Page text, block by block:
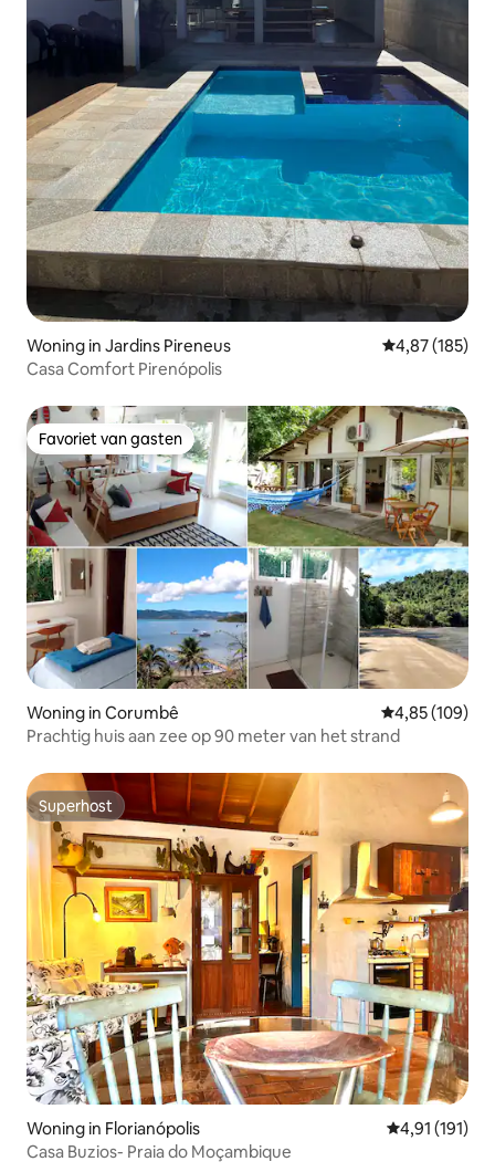
Woning in Jardins Pireneus Gemiddelde
4,87 (185)
Casa Comfort Pirenópolis
Favoriet van gasten
Favoriet van gasten
Woning in Corumbê Gemiddelde
4,85 (109)
Prachtig huis aan zee op 90 meter van het strand
Superhost
Superhost
Woning in Florianópolis Gemiddelde
4,91 (191)
Casa Buzios- Praia do Moçambique